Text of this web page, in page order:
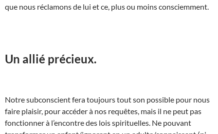
que nous réclamons de lui et ce, plus ou moins consciemment.
Un allié précieux.
Notre subconscient fera toujours tout son possible pour nous
faire plaisir, pour accéder à nos requêtes, mais il ne peut pas
fonctionner à l’encontre des lois spirituelles. Ne pouvant